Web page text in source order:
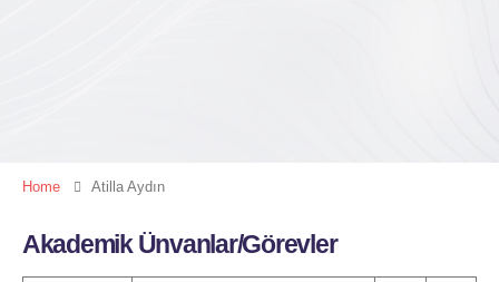
Home Atilla Aydın
Akademik Ünvanlar/Görevler